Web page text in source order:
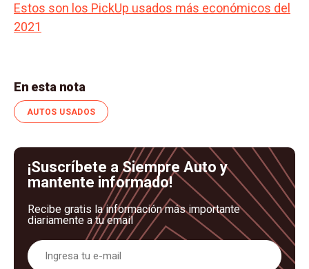
Estos son los PickUp usados más económicos del
2021
En esta nota
AUTOS USADOS
¡Suscríbete a Siempre Auto y
mantente informado!
Recibe gratis la información más importante
diariamente a tu email